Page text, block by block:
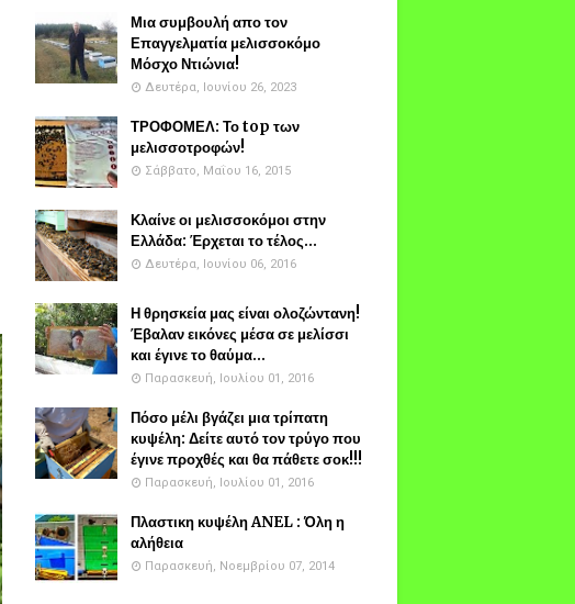
Μια συμβουλή απο τον
Επαγγελματία μελισσοκόμο
Μόσχο Ντιώνια!
Δευτέρα, Ιουνίου 26, 2023
ΤΡΟΦΟΜΕΛ: Το top των
μελισσοτροφών!
Σάββατο, Μαΐου 16, 2015
Κλαίνε οι μελισσοκόμοι στην
Ελλάδα: Έρχεται το τέλος...
Δευτέρα, Ιουνίου 06, 2016
Η θρησκεία μας είναι ολοζώντανη!
Έβαλαν εικόνες μέσα σε μελίσσι
και έγινε το θαύμα...
Παρασκευή, Ιουλίου 01, 2016
Πόσο μέλι βγάζει μια τρίπατη
κυψέλη: Δείτε αυτό τον τρύγο που
έγινε προχθές και θα πάθετε σοκ!!!
Παρασκευή, Ιουλίου 01, 2016
Πλαστικη κυψέλη ANEL : Όλη η
αλήθεια
Παρασκευή, Νοεμβρίου 07, 2014